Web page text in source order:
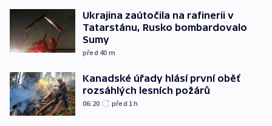
Ukrajina zaútočila na rafinerii v
Tatarstánu, Rusko bombardovalo
Sumy
před 40 m
Kanadské úřady hlásí první oběť
rozsáhlých lesních požárů
06:20 před 1h